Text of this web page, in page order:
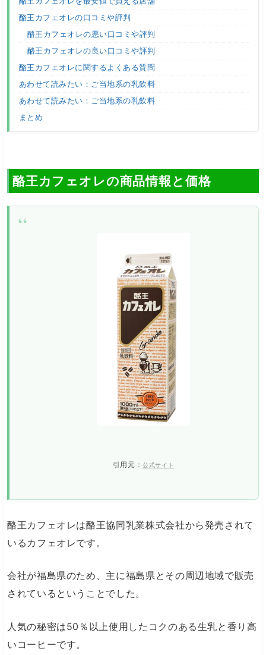
酪王カフェオレの口コミや評判
酪王カフェオレの悪い口コミや評判
酪王カフェオレの良い口コミや評判
酪王カフェオレに関するよくある質問
あわせて読みたい：ご当地系の乳飲料
あわせて読みたい：ご当地系の乳飲料
まとめ
酪王カフェオレの商品情報と価格
引用元：公式サイト
酪王カフェオレは酪王協同乳業株式会社から発売されて
いるカフェオレです。
会社が福島県のため、主に福島県とその周辺地域で販売
されているということでした。
人気の秘密は50％以上使用したコクのある生乳と香り高
いコーヒーです。